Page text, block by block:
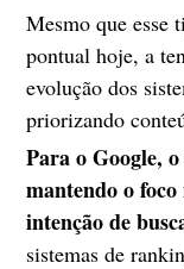
Mesmo que esse
pontual hoje, a
evolução dos
priorizando
Para o Google,
mantendo o foco
intenção de
sistemas de